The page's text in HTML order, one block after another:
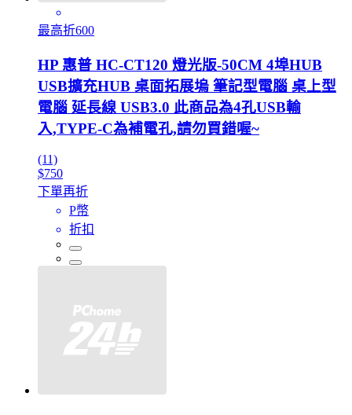
最高折600
HP 惠普 HC-CT120 燈光版-50CM 4埠HUB
USB擴充HUB 桌面拓展塢 筆記型電腦 桌上型
電腦 延長線 USB3.0 此商品為4孔USB輸
入,TYPE-C為補電孔,請勿買錯喔~
(11)
$750
下單再折
P幣
折扣